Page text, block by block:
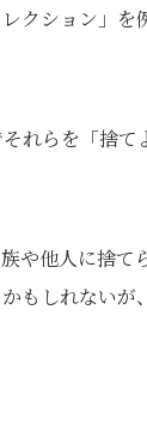
クション」を
れらを「捨て
や他人に捨て
もしれないが